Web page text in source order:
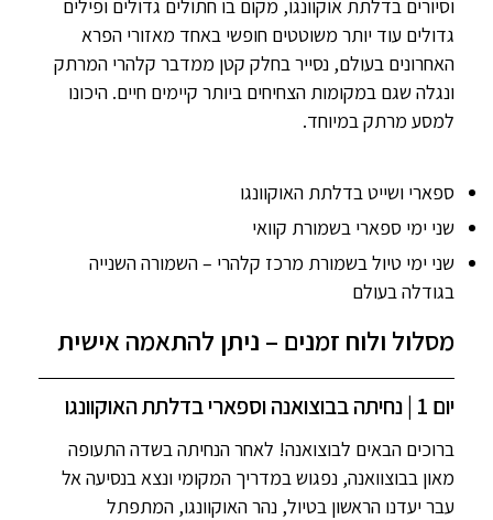
וסיורים בדלתת אוקוונגו, מקום בו חתולים גדולים ופילים
גדולים עוד יותר משוטטים חופשי באחד מאזורי הפרא
האחרונים בעולם, נסייר בחלק קטן ממדבר קלהרי המרתק
ונגלה שגם במקומות הצחיחים ביותר קיימים חיים. היכונו
למסע מרתק במיוחד.
ספארי ושייט בדלתת האוקוונגו
שני ימי ספארי בשמורת קוואי
שני ימי טיול בשמורת מרכז קלהרי – השמורה השנייה
בגודלה בעולם
מסלול ולוח זמנים – ניתן להתאמה אישית
יום 1 | נחיתה בבוצואנה וספארי בדלתת האוקוונגו
ברוכים הבאים לבוצואנה! לאחר הנחיתה בשדה התעופה
מאון בבוצוואנה, נפגוש במדריך המקומי ונצא בנסיעה אל
עבר יעדנו הראשון בטיול, נהר האוקוונגו, המתפתל